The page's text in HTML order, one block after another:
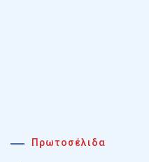
Πρωτοσέλιδα